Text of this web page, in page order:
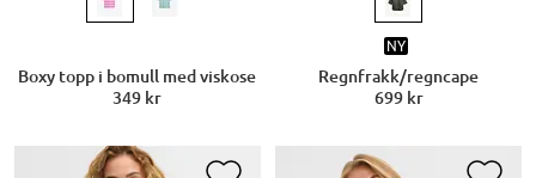
Boxy topp i bomull med viskose
349 kr
NY
Regnfrakk/regncape
699 kr